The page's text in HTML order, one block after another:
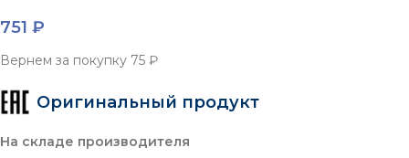
751 ₽
Вернем за покупку 75 ₽
Оригинальный продукт
На складе производителя